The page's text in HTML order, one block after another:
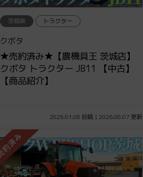
茨城県 トラクター
クボタ
★売約済み★【農機具王 茨城店】
クボタ トラクター JB11 【中古】
【商品紹介】
2026.01.08 投稿 | 2026.08.07 更新